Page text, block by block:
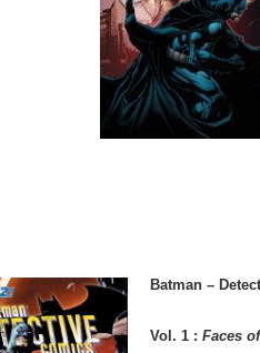
Batman –
Vol. 1 : Faces